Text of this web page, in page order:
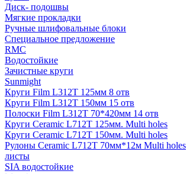
Диск- подошвы
Мягкие прокладки
Ручные шлифовальные блоки
Специальное предложение
RMC
Водостойкие
Зачистные круги
Sunmight
Круги Film L312T 125мм 8 отв
Круги Film L312T 150мм 15 отв
Полоски Film L312T 70*420мм 14 отв
Круги Ceramic L712T 125мм. Multi holes
Круги Ceramic L712T 150мм. Multi holes
Рулоны Ceramic L712T 70мм*12м Multi holes
листы
SIA водостойкие